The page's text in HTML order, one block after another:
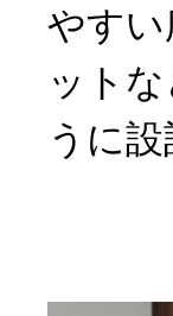
やす
ット
うに設